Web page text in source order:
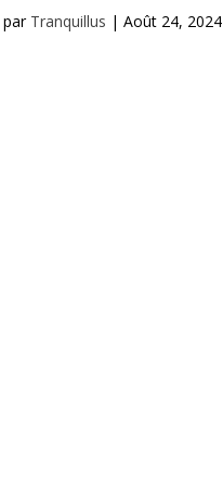
par Tranquillus |Août 24, 2024